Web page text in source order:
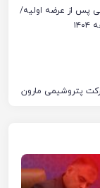
پس از عرضه اولیه/
پتروشیمی مارون